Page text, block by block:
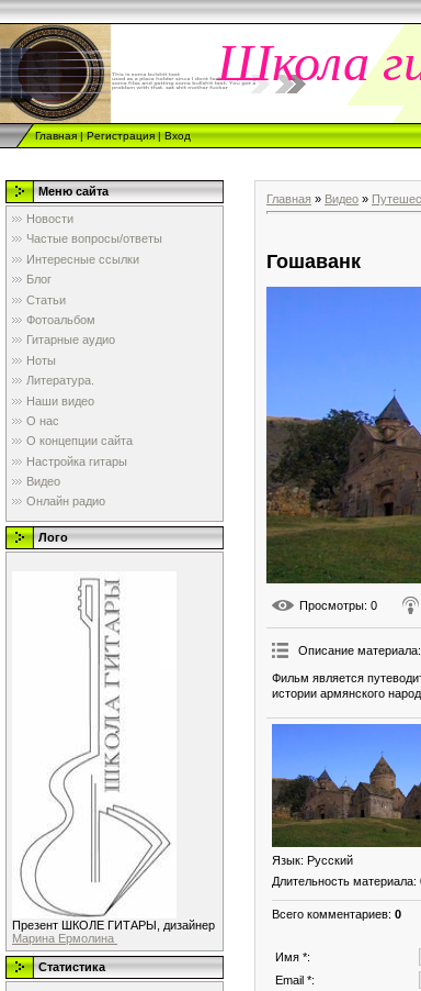
Школа
Главная|Регистрация|Вход
Меню сайта
Новости
Частые вопросы/ответы
Интересные ссылки
Блог
Статьи
Фотоальбом
Гитарные аудио
Ноты
Литература.
Наши видео
О нас
О концепции сайта
Настройка гитары
Видео
Онлайн радио
Лого
Презент ШКОЛЕ ГИТАРЫ, дизайнер
Марина Ермолина
Статистика
Главная » Видео »
Гошаванк
Просмотры: 0
Описание материала:
Фильм является
истории армянского
Язык: Русский
Длительность материала:
Всего комментариев: 0
Имя *:
Email *: